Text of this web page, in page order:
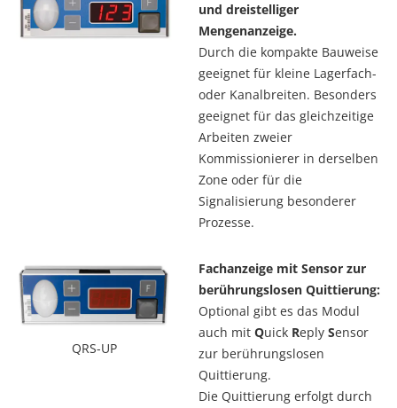
QRS-UP
und dreistelliger
Mengenanzeige.
Durch die kompakte Bauweise
geeignet für kleine Lagerfach-
oder Kanalbreiten. Besonders
geeignet für das gleichzeitige
Arbeiten zweier
Kommissionierer in derselben
Zone oder für die
Signalisierung besonderer
Prozesse.
Fachanzeige mit Sensor zur
berührungslosen Quittierung:
Optional gibt es das Modul
auch mit Quick Reply Sensor
zur berührungslosen
Quittierung.
Die Quittierung erfolgt durch